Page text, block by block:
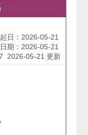
日：2026-05-21
期：2026-05-21
2026-05-21 更新